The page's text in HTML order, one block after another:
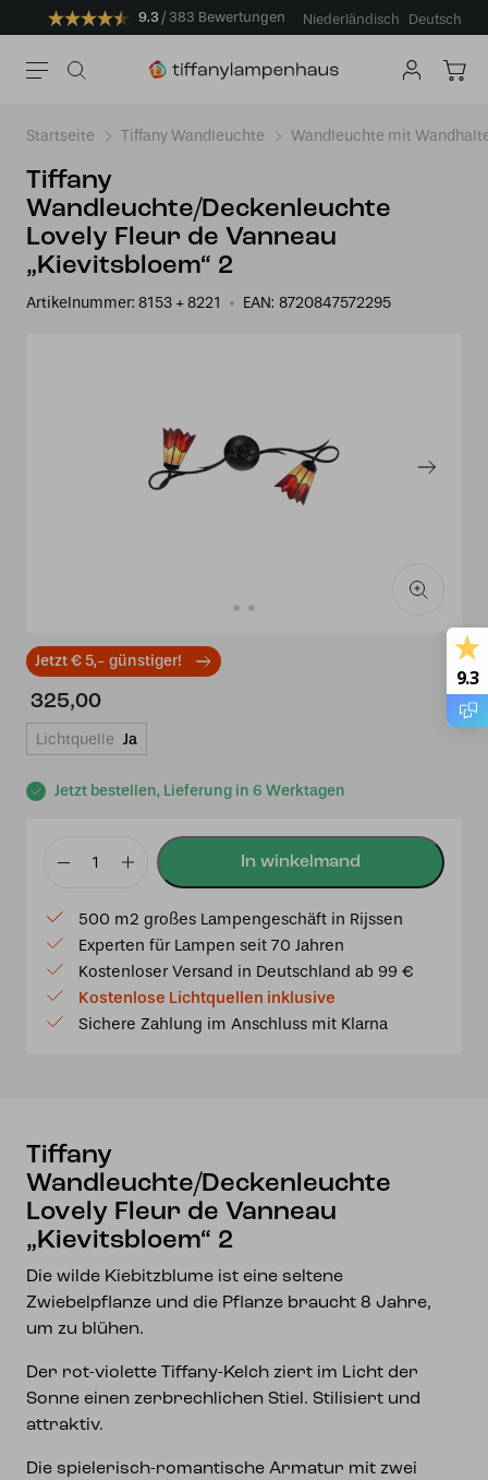
9.3 383 Bewertungen Niederländisch Deutsch
Startseite Tiffany Wandleuchte Wandleuchte mit
Tiffany
Wandleuchte/Deckenleuchte
Lovely Fleur de Vanneau
„Kievitsbloem“ 2
Artikelnummer: 8153 + 8221 EAN: 8720847572295
Jetzt € 5,- günstiger!
Jetzt bestellen, Lieferung in 6 Werktagen
325,00
Lichtquelle Ja
Tiffany
Lovely
Fleur
de
Vanneau
"Kievitsbloem"
500 m2 großes Lampengeschäft in Rijssen
Experten für Lampen seit 70 Jahren
Kostenloser Versand in Deutschland ab 99 €
Kostenlose Lichtquellen inklusive
Sichere Zahlung im Anschluss mit Klarna
Tiffany
Wandleuchte/Deckenleuchte
Lovely Fleur de Vanneau
„Kievitsbloem“ 2
Die wilde Kiebitzblume ist eine seltene
Zwiebelpflanze und die Pflanze braucht 8 Jahre,
um zu blühen.
Der rot-violette Tiffany-Kelch ziert im Licht der
Sonne einen zerbrechlichen Stiel. Stilisiert und
attraktiv.
Die spielerisch-romantische Armatur mit zwei
9.3